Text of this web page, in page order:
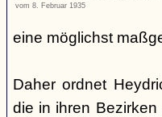
vom 8. Februar 1935
eine möglichst
Daher ordnet
die in ihren